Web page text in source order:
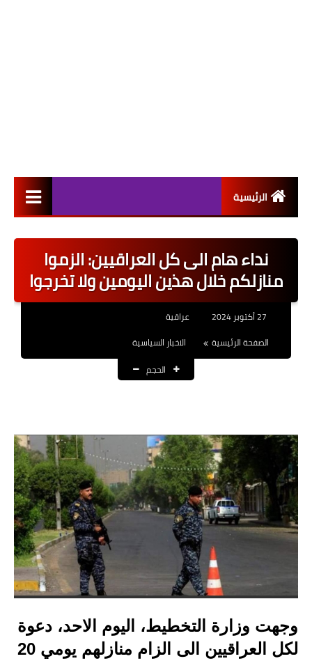
الرئيسية
اخبار القطاع العام
اخبار القطاع الخاص
العقود والاجور اليومية
القروض والسلف
المنح المالية
قطع الاراضي
اخبار العراق
الاخبار السياسية
الاخبار الامنية
الاخبار الاقتصادية
نداء هام الى كل العراقيين: الزموا
منازلكم خلال هذين اليومين ولا تخرجوا
عراقية
الصفحة الرئيسية
الاخبار السياسية
الحجم
وجهت وزارة التخطيط، اليوم الاحد، دعوة
لكل العراقيين الى الزام منازلهم يومي 20